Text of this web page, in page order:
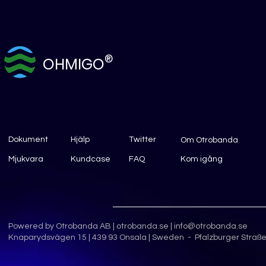
OHMIGO®
Dokument Hjälp Twitter Om Otrobanda
Mjukvara Kundcase FAQ Kom igång
Powered by Otrobanda AB | otrobanda.se
info@otrobanda.se
Knaparydsvägen 15 | 439 93 Onsala | Sweden - Pfalzburger